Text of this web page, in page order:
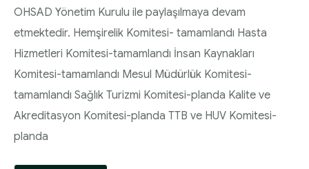
Diyabette Güncel Tedavi Seçenekleri Sunum
Dosyası
Tip1/Tip2 ve Gestasyonel Diyabet Yönetimi
HEMŞİRELİK YÖNETİM KOMİTESİ | 2020 Faaliyet
HEMŞİRELİK YÖNETİM KOMİTESİ | 2021 Faaliyet
Raporu
OHSAD Yönetim Kurulu ile paylaşılmaya devam
etmektedir. Hemşirelik Komitesi- tamamlandı Hasta
Hizmetleri Komitesi-tamamlandı İnsan Kaynakları
Komitesi-tamamlandı Mesul Müdürlük Komitesi-
tamamlandı Sağlık Turizmi Komitesi-planda Kalite ve
Akreditasyon Komitesi-planda TTB ve HUV Komitesi-
planda